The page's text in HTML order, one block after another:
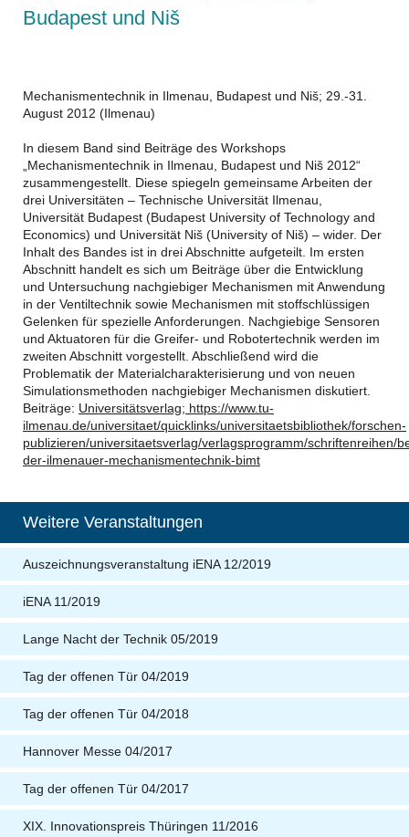
Budapest und Niš
Mechanismentechnik in Ilmenau, Budapest und Niš; 29.-31.
August 2012 (Ilmenau)
In diesem Band sind Beiträge des Workshops
„Mechanismentechnik in Ilmenau, Budapest und Niš 2012“
zusammengestellt. Diese spiegeln gemeinsame Arbeiten der
drei Universitäten – Technische Universität Ilmenau,
Universität Budapest (Budapest University of Technology and
Economics) und Universität Niš (University of Niš) – wider. Der
Inhalt des Bandes ist in drei Abschnitte aufgeteilt. Im ersten
Abschnitt handelt es sich um Beiträge über die Entwicklung
und Untersuchung nachgiebiger Mechanismen mit Anwendung
in der Ventiltechnik sowie Mechanismen mit stoffschlüssigen
Gelenken für spezielle Anforderungen. Nachgiebige Sensoren
und Aktuatoren für die Greifer- und Robotertechnik werden im
zweiten Abschnitt vorgestellt. Abschließend wird die
Problematik der Materialcharakterisierung und von neuen
Simulationsmethoden nachgiebiger Mechanismen diskutiert.
Beiträge: Universitätsverlag; https://www.tu-
ilmenau.de/universitaet/quicklinks/universitaetsbibliothek/forschen-
publizieren/universitaetsverlag/verlagsprogramm/schriftenreihen/
der-ilmenauer-mechanismentechnik-bimt
Weitere Veranstaltungen
Auszeichnungsveranstaltung iENA 12/2019
iENA 11/2019
Lange Nacht der Technik 05/2019
Tag der offenen Tür 04/2019
Tag der offenen Tür 04/2018
Hannover Messe 04/2017
Tag der offenen Tür 04/2017
XIX. Innovationspreis Thüringen 11/2016